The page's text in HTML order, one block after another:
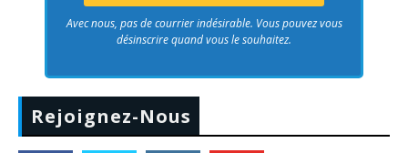
Avec nous, pas de courrier indésirable. Vous pouvez vous
désinscrire quand vous le souhaitez.
Rejoignez-Nous